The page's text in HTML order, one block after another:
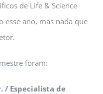
de Life & Science
ano, mas nada que
foram:
/ Especialista de